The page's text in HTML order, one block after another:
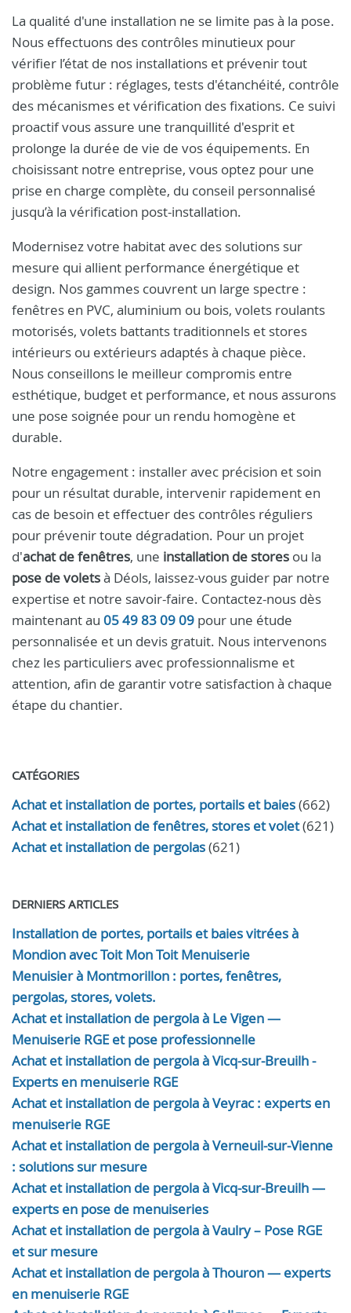
La qualité d'une installation ne se limite pas à la pose.
Nous effectuons des contrôles minutieux pour
vérifier l’état de nos installations et prévenir tout
problème futur : réglages, tests d'étanchéité, contrôle
des mécanismes et vérification des fixations. Ce suivi
proactif vous assure une tranquillité d'esprit et
prolonge la durée de vie de vos équipements. En
choisissant notre entreprise, vous optez pour une
prise en charge complète, du conseil personnalisé
jusqu’à la vérification post-installation.
Modernisez votre habitat avec des solutions sur
mesure qui allient performance énergétique et
design. Nos gammes couvrent un large spectre :
fenêtres en PVC, aluminium ou bois, volets roulants
motorisés, volets battants traditionnels et stores
intérieurs ou extérieurs adaptés à chaque pièce.
Nous conseillons le meilleur compromis entre
esthétique, budget et performance, et nous assurons
une pose soignée pour un rendu homogène et
durable.
Notre engagement : installer avec précision et soin
pour un résultat durable, intervenir rapidement en
cas de besoin et effectuer des contrôles réguliers
pour prévenir toute dégradation. Pour un projet
d'achat de fenêtres, une installation de stores ou la
pose de voletsà Déols, laissez-vous guider par notre
expertise et notre savoir-faire. Contactez-nous dès
maintenant au 05 49 83 09 09 pour une étude
personnalisée et un devis gratuit. Nous intervenons
chez les particuliers avec professionnalisme et
attention, afin de garantir votre satisfaction à chaque
étape du chantier.
CATÉGORIES
Achat et installation de portes, portails et baies(662)
Achat et installation de fenêtres, stores et volet(621)
Achat et installation de pergolas(621)
DERNIERS ARTICLES
Installation de portes, portails et baies vitrées à
Mondion avec Toit Mon Toit Menuiserie
Menuisier à Montmorillon : portes, fenêtres,
pergolas, stores, volets.
Achat et installation de pergola à Le Vigen —
Menuiserie RGE et pose professionnelle
Achat et installation de pergola à Vicq-sur-Breuilh -
Experts en menuiserie RGE
Achat et installation de pergola à Veyrac : experts en
menuiserie RGE
Achat et installation de pergola à Verneuil-sur-Vienne
: solutions sur mesure
Achat et installation de pergola à Vicq-sur-Breuilh —
experts en pose de menuiseries
Achat et installation de pergola à Vaulry – Pose RGE
et sur mesure
Achat et installation de pergola à Thouron — experts
en menuiserie RGE